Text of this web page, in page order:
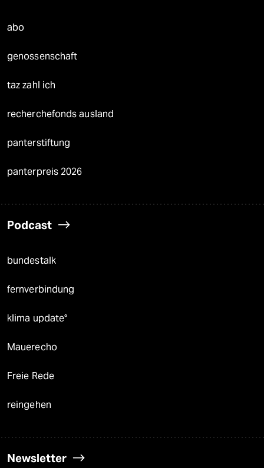
abo
genossenschaft
taz zahl ich
recherchefonds ausland
panterstiftung
panterpreis 2026
Podcast
bundestalk
fernverbindung
klima update°
Mauerecho
Freie Rede
reingehen
Newsletter